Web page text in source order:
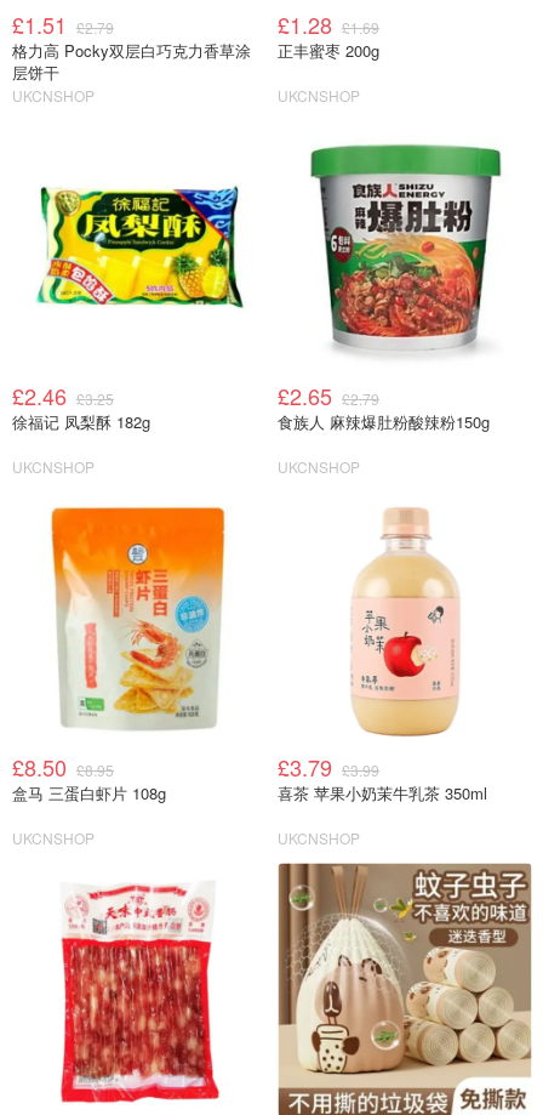
£1.51 £2.79
格力高 Pocky双层白巧克力香草涂
层饼干
UKCNSHOP
£1.28 £1.69
正丰蜜枣 200g
UKCNSHOP
£2.46 £3.25
徐福记 凤梨酥 182g
UKCNSHOP
£2.65 £2.79
食族人 麻辣爆肚粉酸辣粉150g
UKCNSHOP
£8.50 £8.95
盒马 三蛋白虾片 108g
UKCNSHOP
£3.79 £3.99
喜茶 苹果小奶茉牛乳茶 350ml
UKCNSHOP